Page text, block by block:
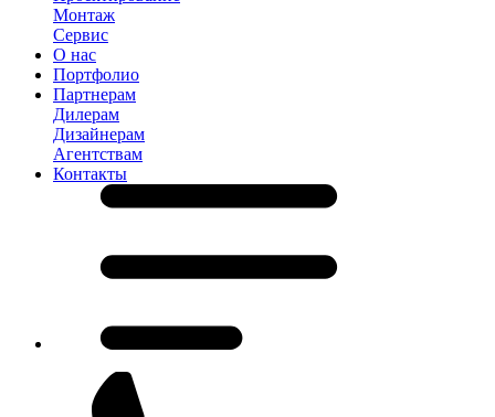
Монтаж
Сервис
О нас
Портфолио
Партнерам
Дилерам
Дизайнерам
Агентствам
Контакты